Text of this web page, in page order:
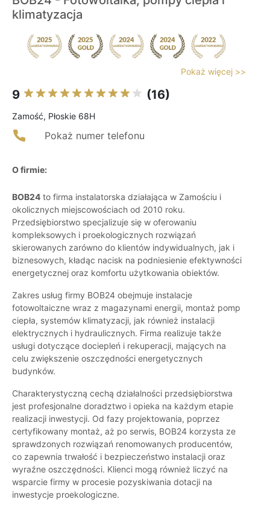
klimatyzacja
Pokaż więcej >>
9 (16)
Zamość, Płoskie 68H
Pokaż numer telefonu
O firmie:
BOB24 to firma instalatorska działająca w Zamościu i
okolicznych miejscowościach od 2010 roku.
Przedsiębiorstwo specjalizuje się w oferowaniu
kompleksowych i proekologicznych rozwiązań
skierowanych zarówno do klientów indywidualnych, jak i
biznesowych, kładąc nacisk na podniesienie efektywności
energetycznej oraz komfortu użytkowania obiektów.
Zakres usług firmy BOB24 obejmuje instalacje
fotowoltaiczne wraz z magazynami energii, montaż pomp
ciepła, systemów klimatyzacji, jak również instalacji
elektrycznych i hydraulicznych. Firma realizuje także
usługi dotyczące dociepleń i rekuperacji, mających na
celu zwiększenie oszczędności energetycznych
budynków.
Charakterystyczną cechą działalności przedsiębiorstwa
jest profesjonalne doradztwo i opieka na każdym etapie
realizacji inwestycji. Od fazy projektowania, poprzez
certyfikowany montaż, aż po serwis, BOB24 korzysta ze
sprawdzonych rozwiązań renomowanych producentów,
co zapewnia trwałość i bezpieczeństwo instalacji oraz
wyraźne oszczędności. Klienci mogą również liczyć na
wsparcie firmy w procesie pozyskiwania dotacji na
inwestycje proekologiczne.